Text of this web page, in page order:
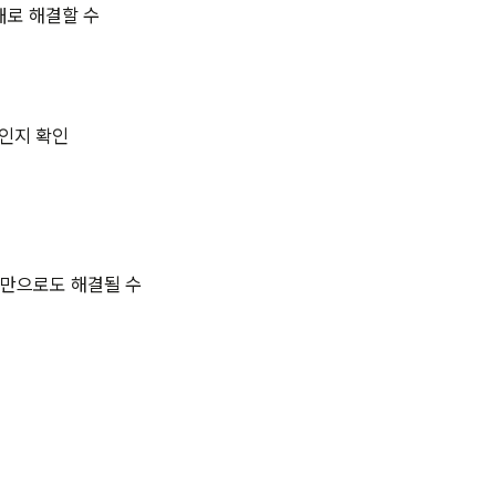
로 해결할 수
지 확인
으로도 해결될 수